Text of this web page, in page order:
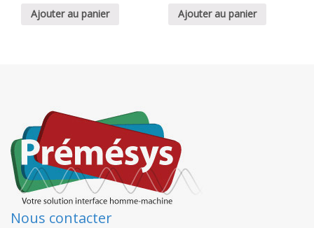
Ajouter au panier Ajouter au panier
Nous contacter